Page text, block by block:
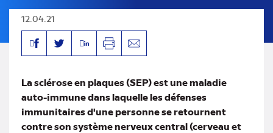
12.04.21
FacebookTwitterLinkedinImprimerEnvoyer
La sclérose en plaques (SEP) est une maladie
auto-immune dans laquelle les défenses
immunitaires d'une personne se retournent
contre son système nerveux central (cerveau et